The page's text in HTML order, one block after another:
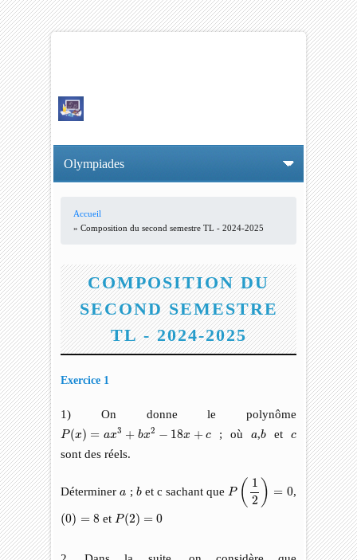
VOUS ÊTES ICI
Accueil
» Composition du second semestre TL - 2024-2025
COMPOSITION DU
SECOND SEMESTRE
TL - 2024-2025
Exercice 1
1) On donne le polynôme
P(x) = ax3 + bx2 − 18x + c
P(x = b − 18x c ; où a
a,b
bet c
c
sont des réels.
Déterminera
a ; b
bet c sachant que P ( 1
2 ) = 0
12 )=0
,
(0) = 8
(0) et P(2) = 0
P(2)=